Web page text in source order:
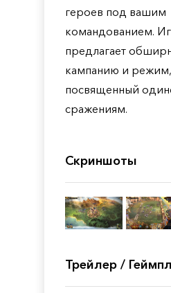
героев под вашим
командованием.
предлагает
кампанию и режим,
посвященный
сражениям.
Скриншоты
Трейлер /